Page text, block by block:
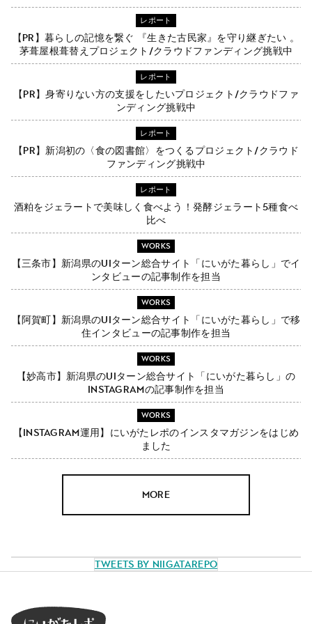
レポート
【PR】暮らしの記憶を繋ぐ 『生きた古民家』を守り継ぎたい 。
茅葺屋根葺替えプロジェクト/クラウドファンディング挑戦中
レポート
【PR】身寄りない方の支援をしたいプロジェクト/クラウドファ
ンディング挑戦中
レポート
【PR】新潟初の〈食の図書館〉をつくるプロジェクト/クラウド
ファンディング挑戦中
レポート
酒粕をジェラートで美味しく食べよう！発酵ジェラート5種食べ
比べ
WORKS
【三条市】新潟県のUIターン総合サイト「にいがた暮らし」でイ
ンタビューの記事制作を担当
WORKS
【阿賀町】新潟県のUIターン総合サイト「にいがた暮らし」で移
住インタビューの記事制作を担当
WORKS
【妙高市】新潟県のUIターン総合サイト「にいがた暮らし」の
Instagramの記事制作を担当
WORKS
【Instagram運用】にいがたレポのインスタマガジンをはじめ
ました
MORE
Tweets by NiigataRepo